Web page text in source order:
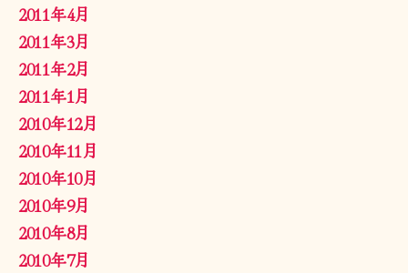
2011年4月
2011年3月
2011年2月
2011年1月
2010年12月
2010年11月
2010年10月
2010年9月
2010年8月
2010年7月